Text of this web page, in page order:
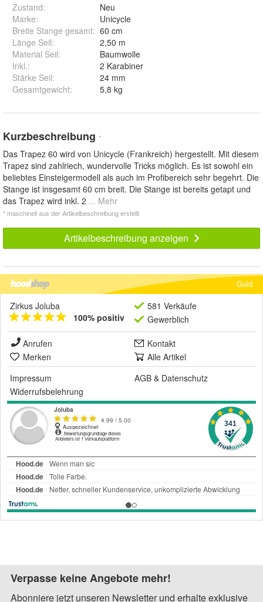
Zustand:
Neu
Marke:
Unicycle
Breite Stange gesamt: 60 cm
Länge Seil:
2,50 m
Material Seil:
Baumwolle
Inkl.:
2 Karabiner
Stärke Seil:
24 mm
Gesamtgewicht: 5,8 kg
Kurzbeschreibung *
Das Trapez 60 wird von Unicycle (Frankreich) hergestellt. Mit diesem
Trapez sind zahlriech, wundervolle Tricks möglich. Es ist sowohl ein
beliebtes Einsteigermodell als auch im Profibereich sehr begehrt. Die
Stange ist insgesamt 60 cm breit. Die Stange ist bereits getapt und
das Trapez wird inkl. 2 ... Mehr
* maschinell aus der Artikelbeschreibung erstellt
Artikelbeschreibung anzeigen
Gold
Zirkus Joluba
100% positiv
581 Verkäufe
Gewerblich
Anrufen
Kontakt
Merken
Alle Artikel
Impressum
AGB & Datenschutz
Widerrufsbelehrung
Verpasse keine Angebote mehr!
Abonniere jetzt unseren Newsletter und erhalte exklusive